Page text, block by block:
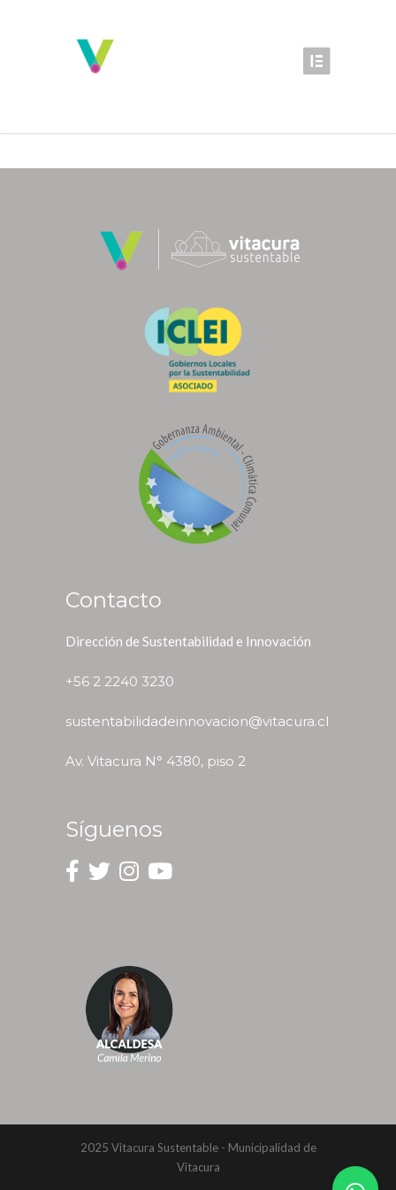
Contacto
Dirección de Sustentabilidad e Innovación
+56 2 2240 3230
sustentabilidadeinnovacion@vitacura.cl
Av. Vitacura N° 4380, piso 2
Síguenos
2025 Vitacura Sustentable - Municipalidad de
Vitacura